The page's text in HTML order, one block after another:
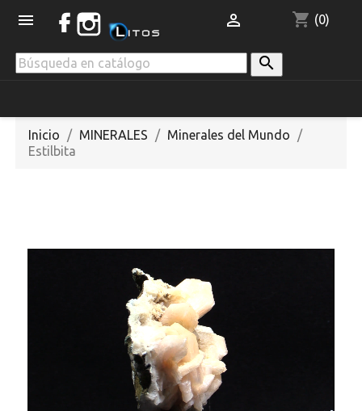
 shopping_cart (0)


Inicio MINERALES
Minerales del Mundo
Estilbita